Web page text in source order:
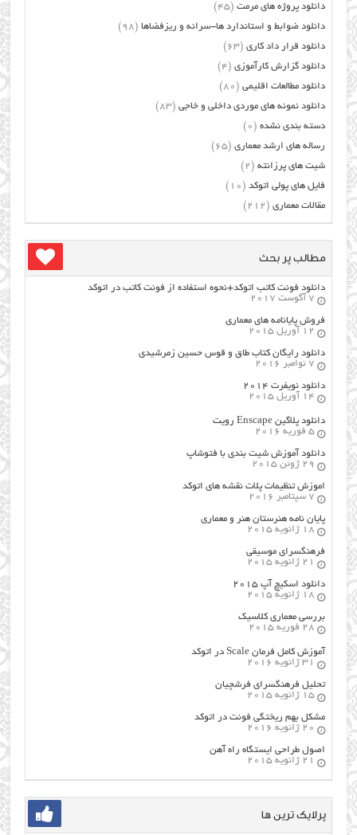
دانلود پروژه های مرمت (45)
دانلود ضوابط و استاندارد ها-سرانه و ریزفضاها (98)
دانلود قرار داد کاری (63)
دانلود گزارش کارآموزی (4)
دانلود مطالعات اقلیمی (80)
دانلود نمونه های موردی داخلی و خاجی (83)
دسته بندی نشده (0)
رساله های ارشد معماری (65)
شیت های پرزانته (2)
فایل های پولی اتوکد (10)
مقالات معماری (212)
مطالب پر بحث
دانلود فونت کاتب اتوکد+نحوه استفاده از فونت کاتب در اتوکد
7 آگوست 2017
فروش پایانامه های معماری
12 آوریل 2015
دانلود رایگان کتاب طاق و قوس حسین زمرشیدی
7 نوامبر 2016
دانلود نویفرت ۲۰۱۴
14 آوریل 2015
دانلود پلاگین Enscape رویت
5 فوریه 2016
دانلود آموزش شیت بندی با فتوشاپ
29 ژوئن 2015
اموزش تنظیمات پلات نقشه های اتوکد
7 سپتامبر 2016
پایان نامه هنرستان هنر و معماري
18 ژانویه 2015
فرهنگسراي موسيقي
21 ژانویه 2015
دانلود اسکیچ آپ ۲۰۱۵
18 ژانویه 2015
بررسی معماری کلاسیک
28 فوریه 2015
آموزش کامل فرمان Scale در اتوکد
31 ژانویه 2016
تحلیل فرهنگسرای فرشچیان
15 ژانویه 2015
مشکل بهم ریختگی فونت در اتوکد
20 ژانویه 2016
اصول طراحي ایستگاه راه آهن
21 ژانویه 2015
پرلایک ترین ها